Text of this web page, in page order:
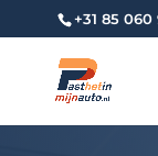
+31 85 060